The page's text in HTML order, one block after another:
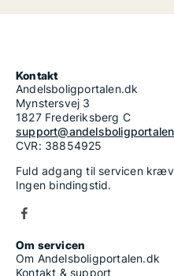
Kontakt
Andelsboligportalen.dk
Mynstersvej 3
1827 Frederiksberg C
CVR: 38854925
Fuld adgang til servicen
Ingen bindingstid.
Om servicen
Om Andelsboligportalen.dk
Kontakt & support